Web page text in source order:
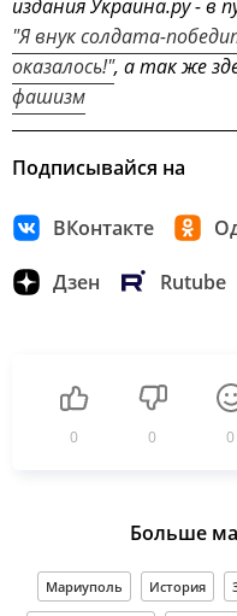
издания Украина.ру - в
"Я внук солдата-
оказалось!", а так же
фашизм
Подписывайся на
ВКонтакте
Дзен Rutube
0 0 0
Больше
Мариуполь История